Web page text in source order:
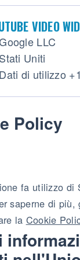
VIDEO
LLC
del
Stati Uniti
Personali
Dati di utilizzo +1
Policy
fa utilizzo di
saperne di più,
la Cookie